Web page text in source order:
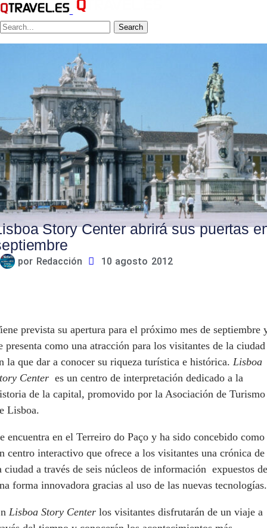
Search
Story Center abrirá sus puertas
por Redacción 10 agosto 2012
prevista su apertura para el próximo mes de septiembre
presenta como una atracción para los visitantes de la ciudad
la que dar a conocer su riqueza turística e histórica. Lisboa
Center es un centro de interpretación dedicado a la
de la capital, promovido por la Asociación de Turismo
Lisboa.
encuentra en el Terreiro do Paço y ha sido concebido como
centro interactivo que ofrece a los visitantes una crónica de
ciudad a través de seis núcleos de información expuestos de
forma innovadora gracias al uso de las nuevas tecnologías.
Lisboa Story Center los visitantes disfrutarán de un viaje a